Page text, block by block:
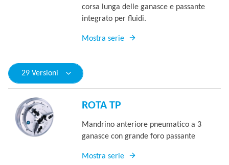
corsa lunga delle ganasce e passante
integrato per fluidi.
Mostra serie
29 Versioni
ROTA TP
Mandrino anteriore pneumatico a 3
ganasce con grande foro passante
Mostra serie